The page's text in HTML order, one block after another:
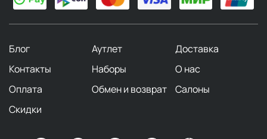
Блог Аутлет
Доставка
Контакты
Наборы
О нас
Оплата
Обмен и возврат
Салоны
Скидки